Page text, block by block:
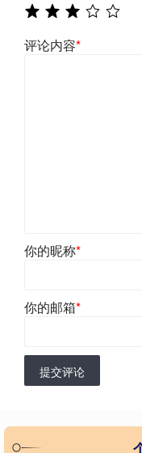
评论内容*
你的昵称*
你的邮箱*
提交评论